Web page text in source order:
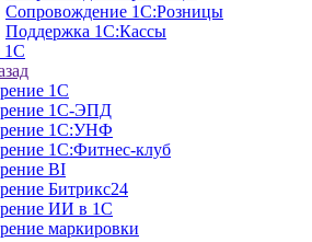
Сопровождение 1С:Розницы
Поддержка 1С:Кассы
1С
1С
1С-ЭПД
1С:УНФ
1С:Фитнес-клуб
BI
Битрикс24
ИИ в 1С
маркировки